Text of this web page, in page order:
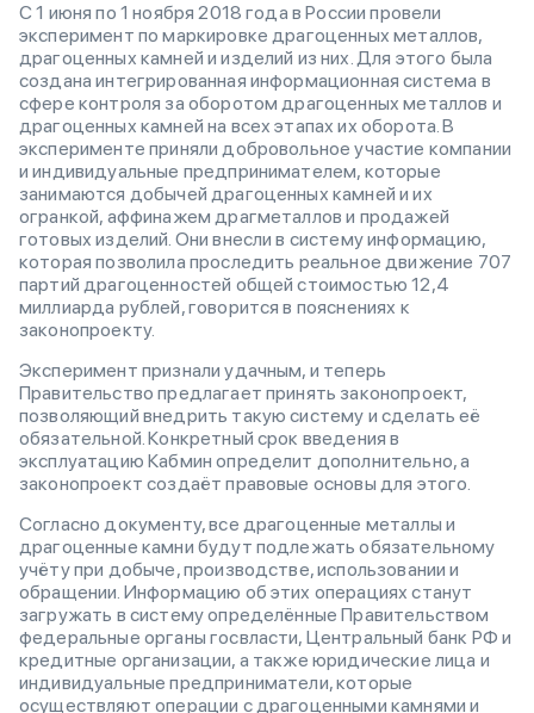
С 1 июня по 1 ноября 2018 года в России провели
эксперимент по маркировке драгоценных металлов,
драгоценных камней и изделий из них. Для этого была
создана интегрированная информационная система в
сфере контроля за оборотом драгоценных металлов и
драгоценных камней на всех этапах их оборота. В
эксперименте приняли добровольное участие компании
и индивидуальные предпринимателем, которые
занимаются добычей драгоценных камней и их
огранкой, аффинажем драгметаллов и продажей
готовых изделий. Они внесли в систему информацию,
которая позволила проследить реальное движение 707
партий драгоценностей общей стоимостью 12,4
миллиарда рублей, говорится в пояснениях к
законопроекту.
Эксперимент признали удачным, и теперь
Правительство предлагает принять законопроект,
позволяющий внедрить такую систему и сделать её
обязательной. Конкретный срок введения в
эксплуатацию Кабмин определит дополнительно, а
законопроект создаёт правовые основы для этого.
Согласно документу, все драгоценные металлы и
драгоценные камни будут подлежать обязательному
учёту при добыче, производстве, использовании и
обращении. Информацию об этих операциях станут
загружать в систему определённые Правительством
федеральные органы госвласти, Центральный банк РФ и
кредитные организации, а также юридические лица и
индивидуальные предприниматели, которые
осуществляют операции с драгоценными камнями и